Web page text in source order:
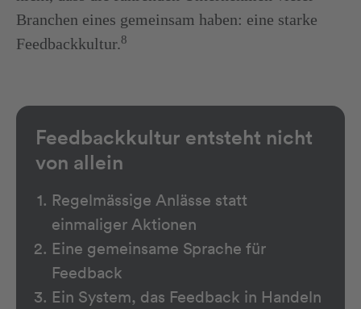
Branchen eines gemeinsam haben: eine starke
Feedbackkultur.8
Feedbackkultur entsteht nicht
von allein
Regelmässige Anlässe statt
einmaliger Aktionen
Eine gemeinsame Sprache für
Feedback
Ein System, das Feedback in Handeln